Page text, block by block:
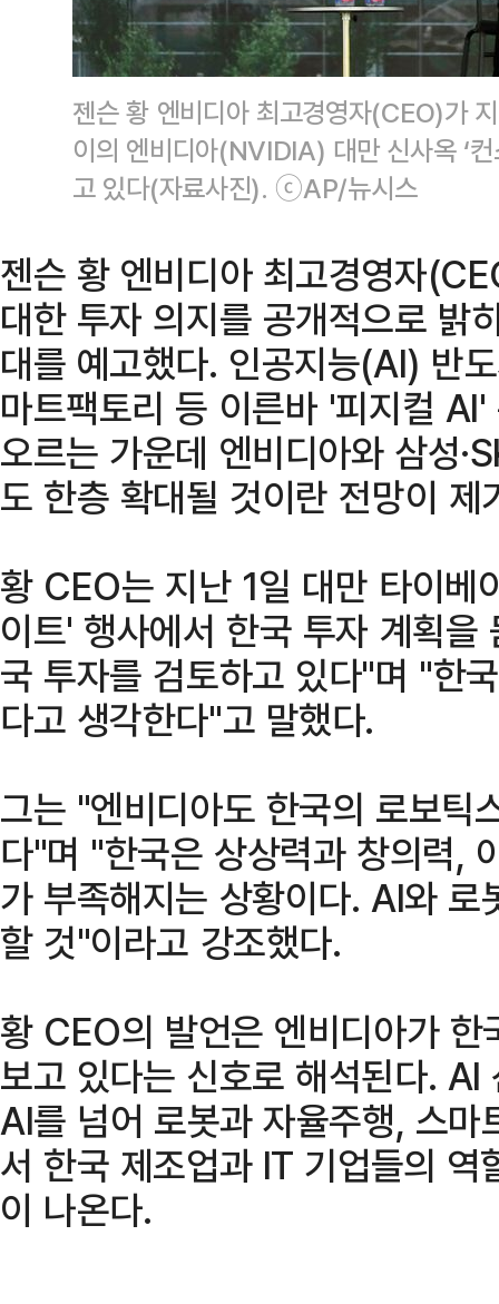
젠슨 황 엔비디아 최고경영자(CEO)가
이의 엔비디아(NVIDIA) 대만 신사옥 ‘
고 있다(자료사진). ⓒAP/뉴시스
젠슨 황 엔비디아 최고경영자
대한 투자 의지를 공개적으로 밝
대를 예고했다. 인공지능(AI) 반
마트팩토리 등 이른바 '피지컬
오르는 가운데 엔비디아와 삼성
도 한층 확대될 것이란 전망이 제
황 CEO는 지난 1일 대만 타이베
이트' 행사에서 한국 투자 계획
국 투자를 검토하고 있다"며 "한
다고 생각한다"고 말했다.
그는 "엔비디아도 한국의 로보틱
다"며 "한국은 상상력과 창의력,
가 부족해지는 상황이다. AI와
할 것"이라고 강조했다.
황 CEO의 발언은 엔비디아가
보고 있다는 신호로 해석된다.
AI를 넘어 로봇과 자율주행, 스마
서 한국 제조업과 IT 기업들의
이 나온다.